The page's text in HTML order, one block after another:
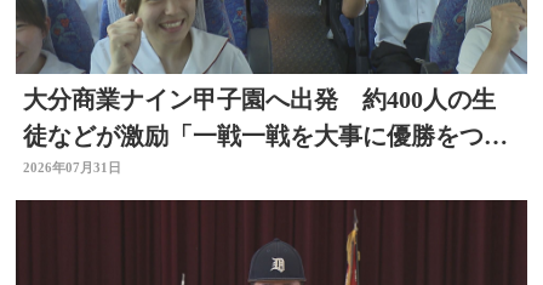
大分商業ナイン甲子園へ出発 約400人の生
徒などが激励「一戦一戦を大事に優勝をつか
み取って」
2026年07月31日